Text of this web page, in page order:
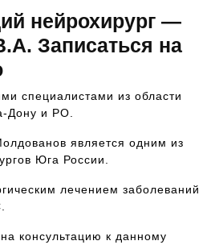
нейрохирург —
Записаться на
специалистами из области
Дону и РО.
является одним из
Юга России.
лечением заболеваний
консультацию к данному